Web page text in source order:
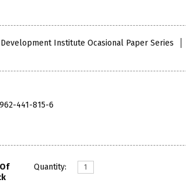
Institute Ocasional Paper Series
441-815-6
Quantity: